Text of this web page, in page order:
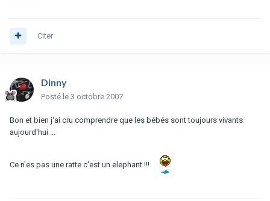
Citer
Dinny
Posté le 3 octobre 2007
Bon et bien j'ai cru comprendre que les bébés sont toujours vivants
aujourd'hui ...
Ce n'es pas une ratte c'est un elephant !!!